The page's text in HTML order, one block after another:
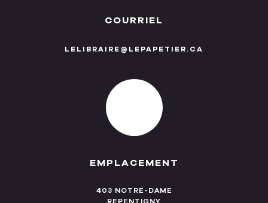
COURRIEL
LELIBRAIRE@LEPAPETIER.CA
EMPLACEMENT
403 NOTRE-DAME
REPENTIGNY